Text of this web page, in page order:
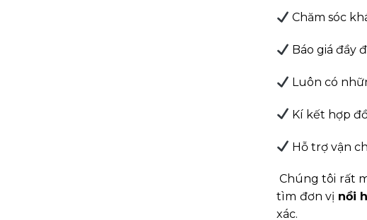
Chăm sóc
Báo giá đầy
Luôn có
Kí kết hợp
Hỗ trợ vận
Chúng tôi rất
tìm đơn vị nồi
xác.